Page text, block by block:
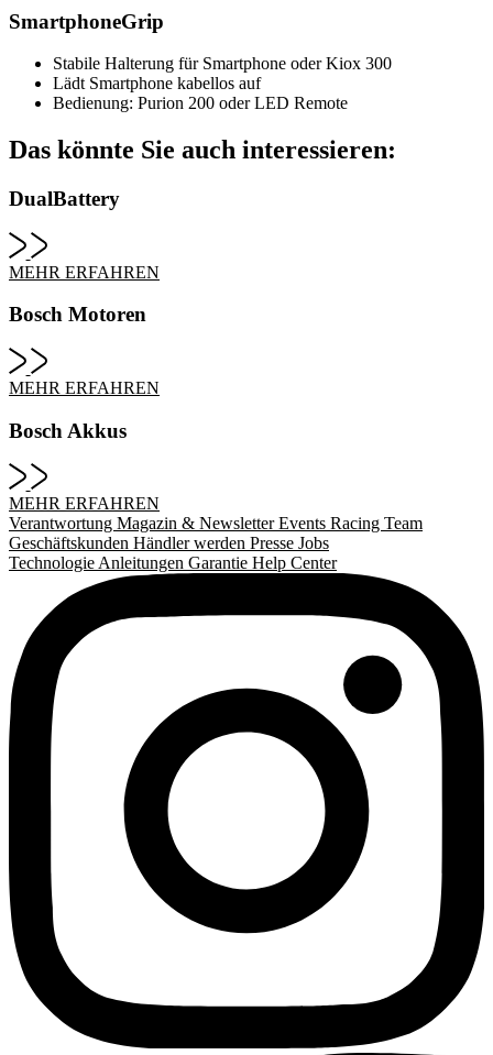
SmartphoneGrip
Stabile Halterung für Smartphone oder Kiox 300
Lädt Smartphone kabellos auf
Bedienung: Purion 200 oder LED Remote
Das könnte Sie auch interessieren:
DualBattery
MEHR ERFAHREN
Bosch Motoren
MEHR ERFAHREN
Bosch Akkus
MEHR ERFAHREN
Verantwortung Magazin & NewsletterEvents Racing Team
Geschäftskunden Händler werden Presse Jobs
Technologie Anleitungen Garantie Help Center